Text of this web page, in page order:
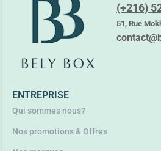
(+216)
51, Rue
ENTREPRISE
Qui sommes nous?
Nos promotions & Offres